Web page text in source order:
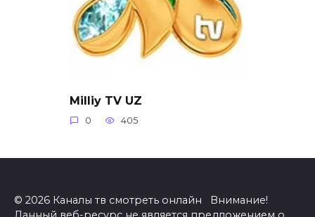
Milliy TV UZ
0 405
© 2026 Каналы тв смотреть онлайн Внимание!